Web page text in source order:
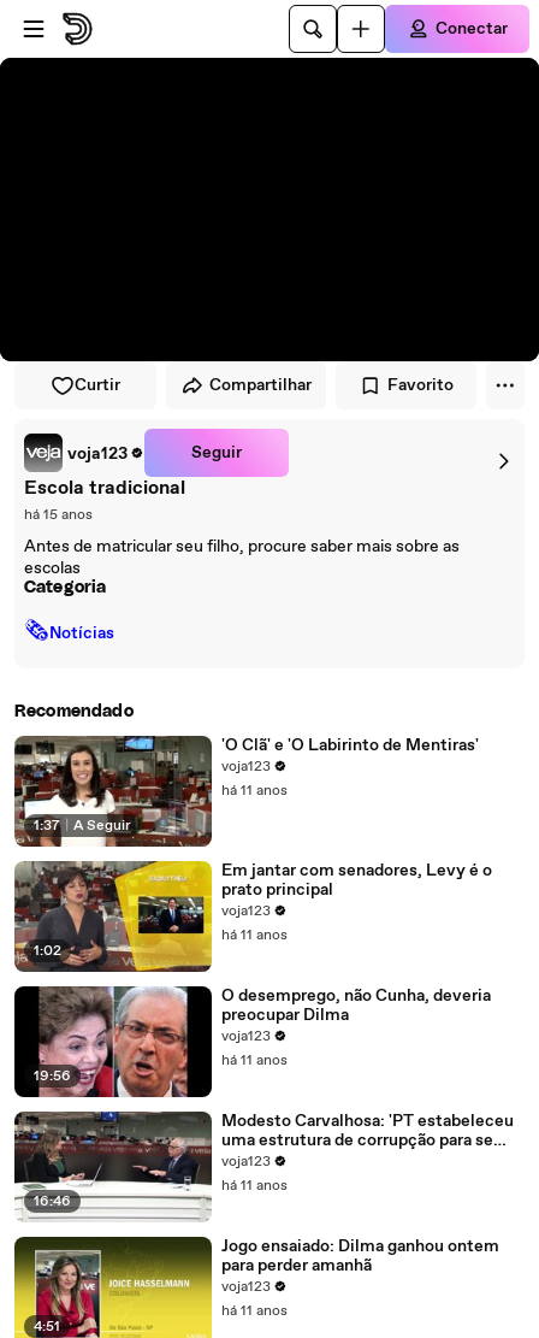
Pular para o player
Ir para o conteúdo principal
Conectar
Curtir Compartilhar Favorito
voja123 Seguir
Escola tradicional
há 15 anos
Antes de matricular seu filho, procure saber mais sobre as
escolas
Categoria
🗞Notícias
Recomendado
1:37 A Seguir
'O Clã' e 'O Labirinto de Mentiras'
voja123
há 11 anos
1:02
Em jantar com senadores, Levy é o
prato principal
voja123
há 11 anos
19:56
O desemprego, não Cunha, deveria
preocupar Dilma
voja123
há 11 anos
16:46
Modesto Carvalhosa: 'PT estabeleceu
uma estrutura de corrupção para se
manter no poder'
voja123
há 11 anos
4:51
Jogo ensaiado: Dilma ganhou ontem
para perder amanhã
voja123
há 11 anos